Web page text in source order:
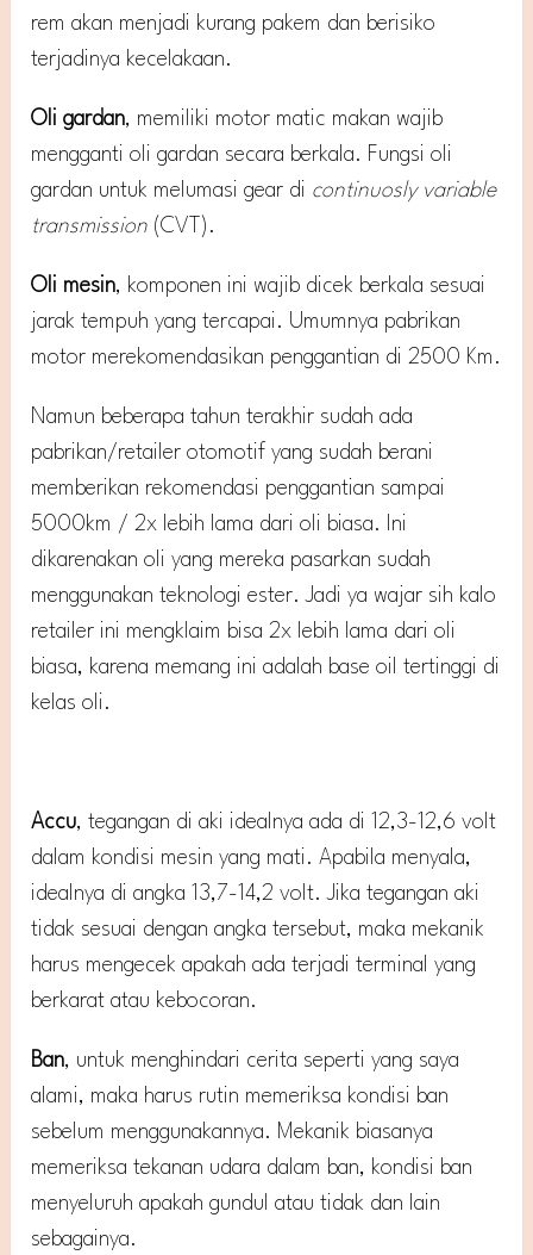
rem akan menjadi kurang pakem dan berisiko
terjadinya kecelakaan.
Oli gardan, memiliki motor matic makan wajib
mengganti oli gardan secara berkala. Fungsi oli
gardan untuk melumasi gear di continuosly variable
transmission (CVT).
Oli mesin, komponen ini wajib dicek berkala sesuai
jarak tempuh yang tercapai. Umumnya pabrikan
motor merekomendasikan penggantian di 2500 Km.
Namun beberapa tahun terakhir sudah ada
pabrikan/retailer otomotif yang sudah berani
memberikan rekomendasi penggantian sampai
5000km / 2x lebih lama dari oli biasa. Ini
dikarenakan oli yang mereka pasarkan sudah
menggunakan teknologi ester. Jadi ya wajar sih kalo
retailer ini mengklaim bisa 2x lebih lama dari oli
biasa, karena memang ini adalah base oil tertinggi di
kelas oli.
Accu, tegangan di aki idealnya ada di 12,3-12,6 volt
dalam kondisi mesin yang mati. Apabila menyala,
idealnya di angka 13,7-14,2 volt. Jika tegangan aki
tidak sesuai dengan angka tersebut, maka mekanik
harus mengecek apakah ada terjadi terminal yang
berkarat atau kebocoran.
Ban, untuk menghindari cerita seperti yang saya
alami, maka harus rutin memeriksa kondisi ban
sebelum menggunakannya. Mekanik biasanya
memeriksa tekanan udara dalam ban, kondisi ban
menyeluruh apakah gundul atau tidak dan lain
sebagainya.